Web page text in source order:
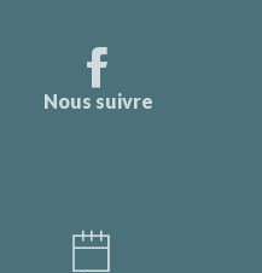
Nous suivre